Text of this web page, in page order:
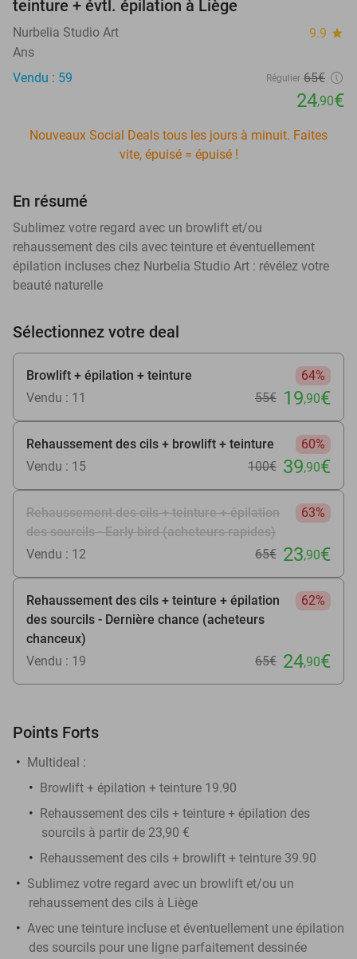
teinture + évtl. épilation à Liège
Nurbelia Studio Art 9.9 star
Ans
Vendu : 59
Régulier 65€
24,90€
Nouveaux Social Deals tous les jours à minuit. Faites
vite, épuisé = épuisé !
En résumé
Sublimez votre regard avec un browlift et/ou
rehaussement des cils avec teinture et éventuellement
épilation incluses chez Nurbelia Studio Art : révélez votre
beauté naturelle
Sélectionnez votre deal
Browlift + épilation + teinture
64%
Vendu : 11
55€ 19,90€
Rehaussement des cils + browlift + teinture
60%
Vendu : 15
100€ 39,90€
Rehaussement des cils + teinture + épilation
des sourcils - Early bird (acheteurs rapides)
63%
Vendu : 12 65€ 23,90€
Rehaussement des cils + teinture + épilation
des sourcils - Dernière chance (acheteurs
chanceux)
62%
Vendu : 19 65€ 24,90€
Points Forts
Multideal :
Browlift + épilation + teinture 19.90
Rehaussement des cils + teinture + épilation des
sourcils à partir de 23,90 €
Rehaussement des cils + browlift + teinture 39.90
Sublimez votre regard avec un browlift et/ou un
rehaussement des cils à Liège
Avec une teinture incluse et éventuellement une épilation
des sourcils pour une ligne parfaitement dessinée